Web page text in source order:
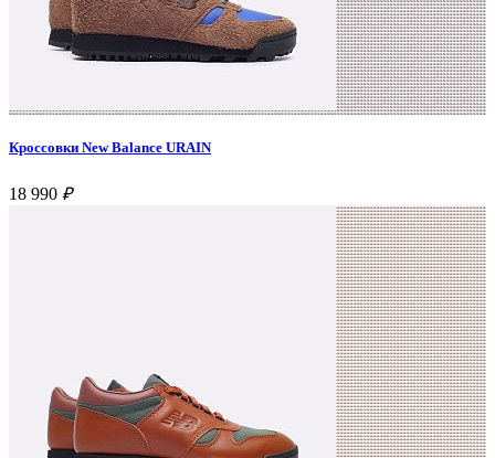
Кроссовки New Balance URAIN
18 990 ₽